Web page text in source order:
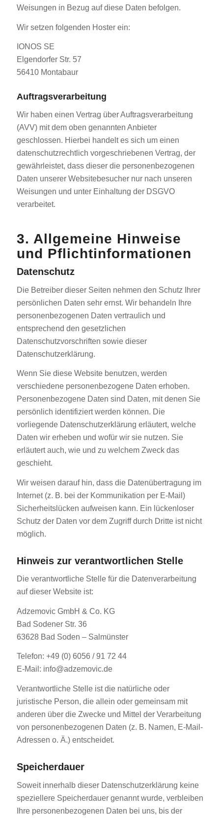
Weisungen in Bezug auf diese Daten befolgen.
Wir setzen folgenden Hoster ein:
IONOS SE
Elgendorfer Str. 57
56410 Montabaur
Auftragsverarbeitung
Wir haben einen Vertrag über Auftragsverarbeitung
(AVV) mit dem oben genannten Anbieter
geschlossen. Hierbei handelt es sich um einen
datenschutzrechtlich vorgeschriebenen Vertrag, der
gewährleistet, dass dieser die personenbezogenen
Daten unserer Websitebesucher nur nach unseren
Weisungen und unter Einhaltung der DSGVO
verarbeitet.
3. Allgemeine Hinweise
und Pflicht­informationen
Datenschutz
Die Betreiber dieser Seiten nehmen den Schutz Ihrer
persönlichen Daten sehr ernst. Wir behandeln Ihre
personenbezogenen Daten vertraulich und
entsprechend den gesetzlichen
Datenschutzvorschriften sowie dieser
Datenschutzerklärung.
Wenn Sie diese Website benutzen, werden
verschiedene personenbezogene Daten erhoben.
Personenbezogene Daten sind Daten, mit denen Sie
persönlich identifiziert werden können. Die
vorliegende Datenschutzerklärung erläutert, welche
Daten wir erheben und wofür wir sie nutzen. Sie
erläutert auch, wie und zu welchem Zweck das
geschieht.
Wir weisen darauf hin, dass die Datenübertragung im
Internet (z. B. bei der Kommunikation per E-Mail)
Sicherheitslücken aufweisen kann. Ein lückenloser
Schutz der Daten vor dem Zugriff durch Dritte ist nicht
möglich.
Hinweis zur verantwortlichen Stelle
Die verantwortliche Stelle für die Datenverarbeitung
auf dieser Website ist:
Adzemovic GmbH & Co. KG
Bad Sodener Str. 36
63628 Bad Soden – Salmünster
Telefon: +49 (0) 6056 / 91 72 44
E-Mail: info@adzemovic.de
Verantwortliche Stelle ist die natürliche oder
juristische Person, die allein oder gemeinsam mit
anderen über die Zwecke und Mittel der Verarbeitung
von personenbezogenen Daten (z. B. Namen, E-Mail-
Adressen o. Ä.) entscheidet.
Speicherdauer
Soweit innerhalb dieser Datenschutzerklärung keine
speziellere Speicherdauer genannt wurde, verbleiben
Ihre personenbezogenen Daten bei uns, bis der